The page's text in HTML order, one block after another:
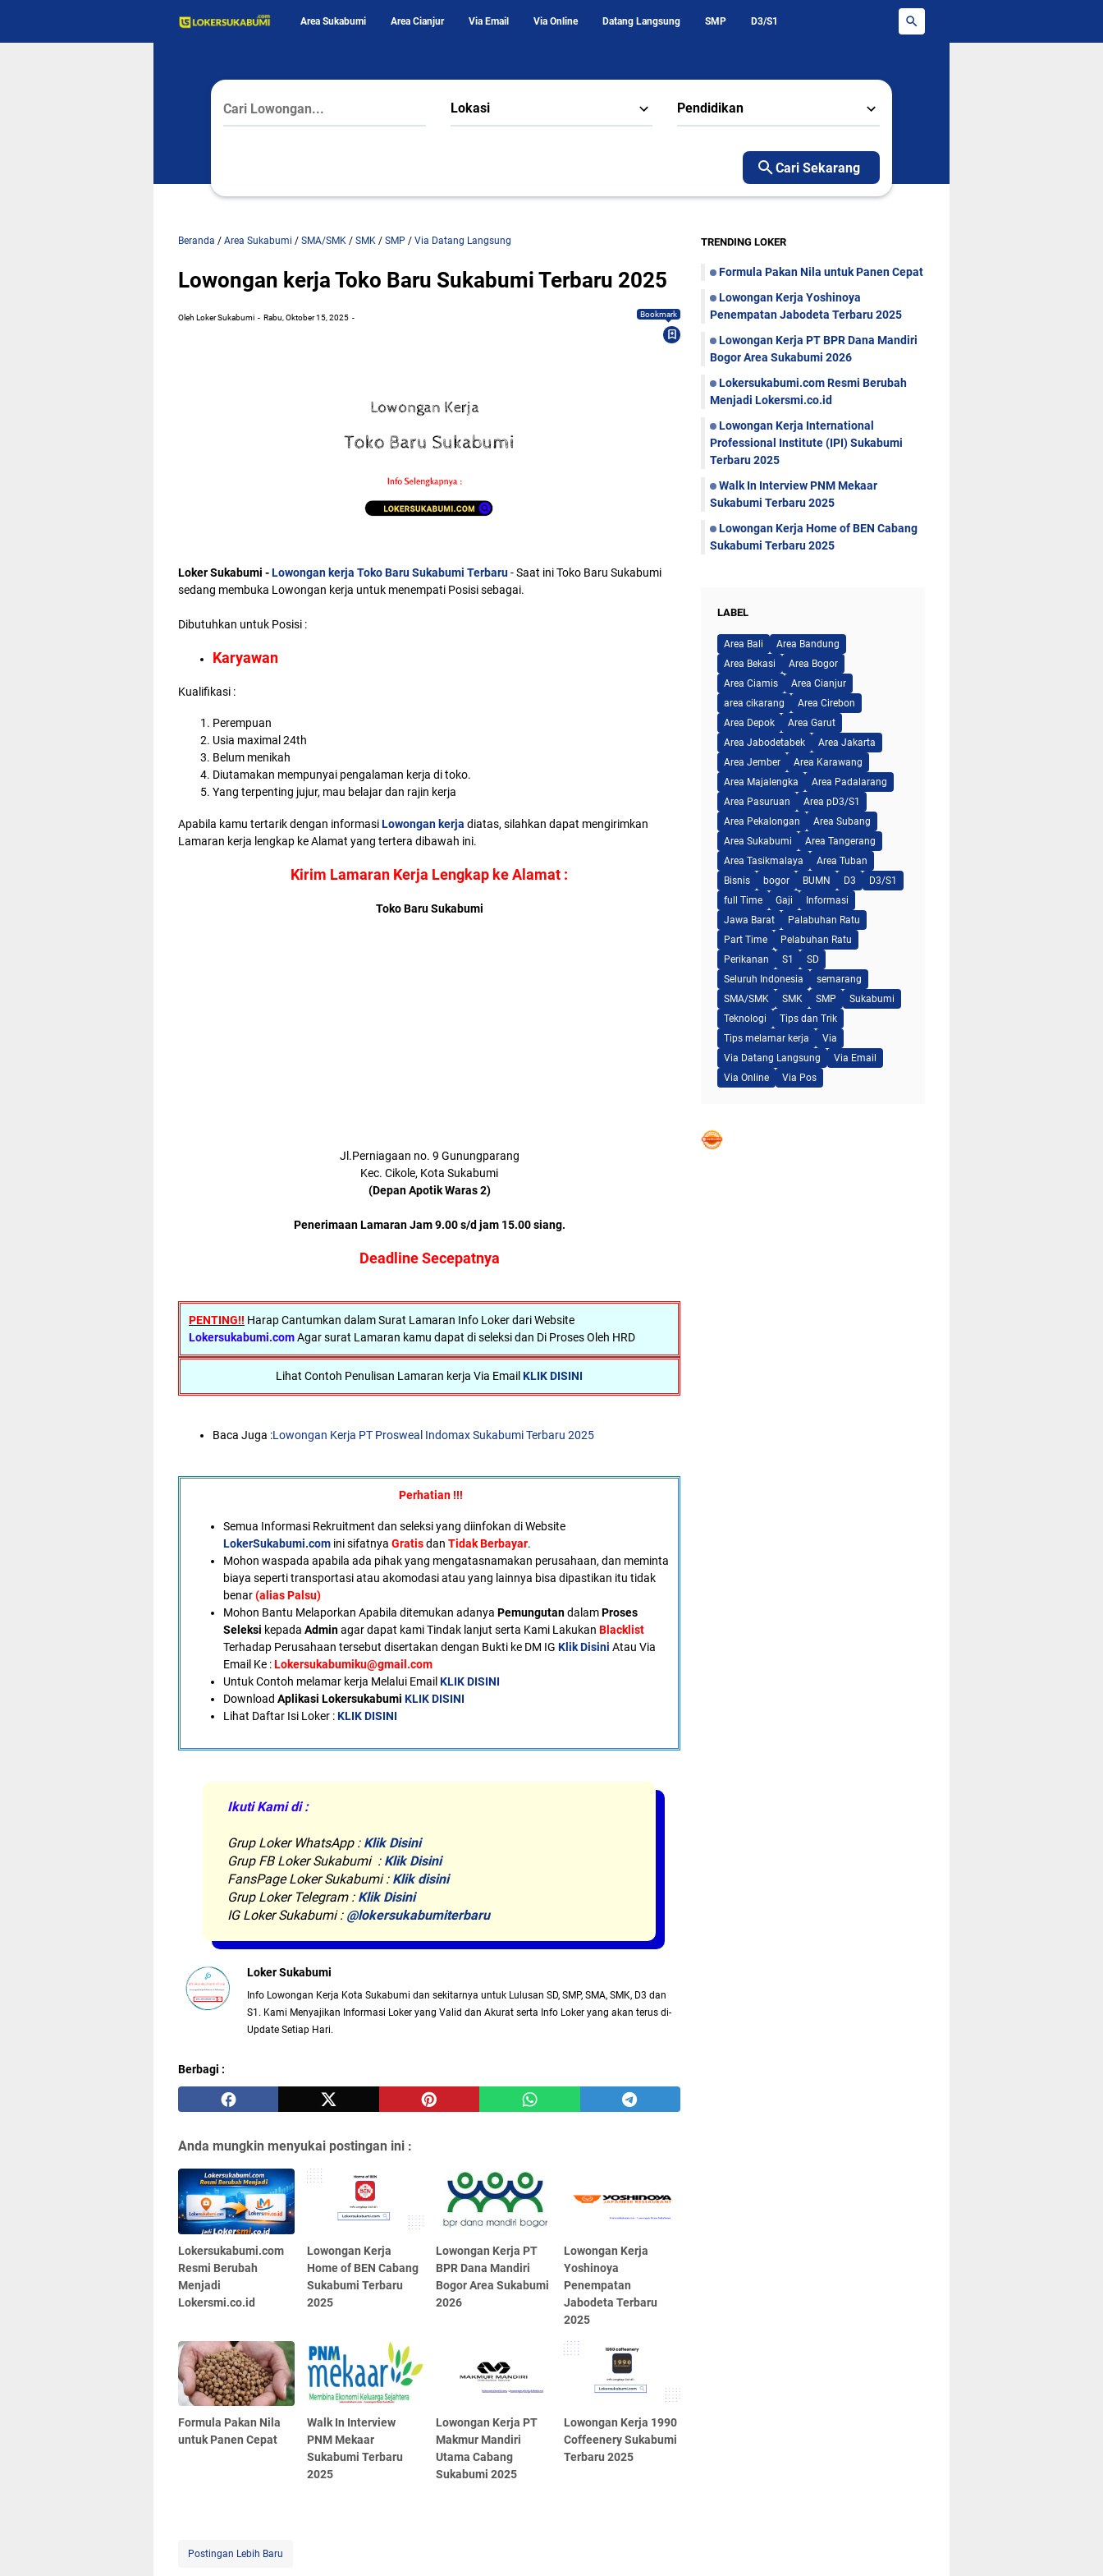
Area Sukabumi Area Cianjur Via Email Via Online Datang Langsung SMP D3/S1
Lokasi Pendidikan
Cari Sekarang
Beranda / Area Sukabumi / SMA/SMK / SMK / SMP / Via Datang Langsung
Lowongan kerja Toko Baru Sukabumi Terbaru 2025
Oleh Loker Sukabumi Rabu, Oktober 15, 2025 Bookmark
Loker Sukabumi -Lowongan kerja Toko Baru Sukabumi Terbaru- Saat ini Toko Baru Sukabumi
sedang membuka Lowongan kerja untuk menempati Posisi sebagai.
Dibutuhkan untuk Posisi :
Karyawan
Kualifikasi :
Perempuan
Usia maximal 24th
Belum menikah
Diutamakan mempunyai pengalaman kerja di toko.
Yang terpenting jujur, mau belajar dan rajin kerja
Apabila kamu tertarik dengan informasiLowongan kerja diatas, silahkan dapat mengirimkan
Lamaran kerja lengkap ke Alamat yang tertera dibawah ini.
Kirim Lamaran Kerja Lengkap ke Alamat :
Toko Baru Sukabumi
Jl.Perniagaan no. 9 Gunungparang
Kec. Cikole, Kota Sukabumi
(Depan Apotik Waras 2)
Penerimaan Lamaran Jam 9.00 s/d jam 15.00 siang.
Deadline Secepatnya
PENTING!! Harap Cantumkan dalam Surat Lamaran Info Loker dari Website
Lokersukabumi.comAgar surat Lamaran kamu dapat di seleksi dan Di Proses Oleh HRD
Lihat Contoh Penulisan Lamaran kerja Via EmailKLIK DISINI
Baca Juga :Lowongan Kerja PT Prosweal Indomax Sukabumi Terbaru 2025
Perhatian !!!
Semua Informasi Rekruitment dan seleksi yang diinfokan di Website
LokerSukabumi.com ini sifatnya Gratisdan Tidak Berbayar.
Mohon waspada apabila ada pihak yang mengatasnamakan perusahaan, dan meminta
biaya seperti transportasi atau akomodasi atau yang lainnya bisa dipastikan itu tidak
benar(alias Palsu)
Mohon Bantu Melaporkan Apabila ditemukan adanya PemungutandalamProses
Seleksi kepada Adminagar dapat kami Tindak lanjut serta Kami Lakukan Blacklist
Terhadap Perusahaan tersebut disertakan dengan Bukti ke DM IG Klik Disini Atau Via
Email Ke :Lokersukabumiku@gmail.com
Untuk Contoh melamar kerja Melalui Email KLIK DISINI
Download Aplikasi Lokersukabumi KLIK DISINI
Lihat Daftar Isi Loker :KLIK DISINI
Ikuti Kami di :
Grup Loker WhatsApp : Klik Disini
Grup FB Loker Sukabumi : Klik Disini
FansPage Loker Sukabumi : Klik disini
Grup Loker Telegram : Klik Disini
IG Loker Sukabumi : @lokersukabumiterbaru
Loker Sukabumi
Info Lowongan Kerja Kota Sukabumi dan sekitarnya untuk Lulusan SD, SMP, SMA, SMK, D3 dan
S1. Kami Menyajikan Informasi Loker yang Valid dan Akurat serta Info Loker yang akan terus di-
Update Setiap Hari.
Berbagi :
Anda mungkin menyukai postingan ini :
Lokersukabumi.com
Resmi Berubah
Menjadi
Lokersmi.co.id
Lowongan Kerja
Home of BEN Cabang
Sukabumi Terbaru
2025
Lowongan Kerja PT
BPR Dana Mandiri
Bogor Area Sukabumi
2026
Lowongan Kerja
Yoshinoya
Penempatan
Jabodeta Terbaru
2025
Formula Pakan Nila
untuk Panen Cepat
Walk In Interview
PNM Mekaar
Sukabumi Terbaru
2025
Lowongan Kerja PT
Makmur Mandiri
Utama Cabang
Sukabumi 2025
Lowongan Kerja 1990
Coffeenery Sukabumi
Terbaru 2025
Postingan Lebih Baru
TRENDING LOKER
Formula Pakan Nila untuk Panen Cepat
Lowongan Kerja Yoshinoya
Penempatan Jabodeta Terbaru 2025
Lowongan Kerja PT BPR Dana Mandiri
Bogor Area Sukabumi 2026
Lokersukabumi.com Resmi Berubah
Menjadi Lokersmi.co.id
Lowongan Kerja International
Professional Institute (IPI) Sukabumi
Terbaru 2025
Walk In Interview PNM Mekaar
Sukabumi Terbaru 2025
Lowongan Kerja Home of BEN Cabang
Sukabumi Terbaru 2025
LABEL
Area Bali
Area Bandung
Area Bekasi
Area Bogor
Area Ciamis
Area Cianjur
area cikarang
Area Cirebon
Area Depok
Area Garut
Area Jabodetabek
Area Jakarta
Area Jember
Area Karawang
Area Majalengka
Area Padalarang
Area Pasuruan
Area pD3/S1
Area Pekalongan
Area Subang
Area Sukabumi
Area Tangerang
Area Tasikmalaya
Area Tuban
Bisnis
bogor BUMN D3
D3/S1
full Time
Gaji
Informasi
Jawa Barat
Palabuhan Ratu
Part Time
Pelabuhan Ratu
Perikanan
S1
SD
Seluruh Indonesia
semarang
SMA/SMK
SMK SMP
Sukabumi
Teknologi
Tips dan Trik
Tips melamar kerja
Via
Via Datang Langsung
Via Email
Via Online
Via Pos